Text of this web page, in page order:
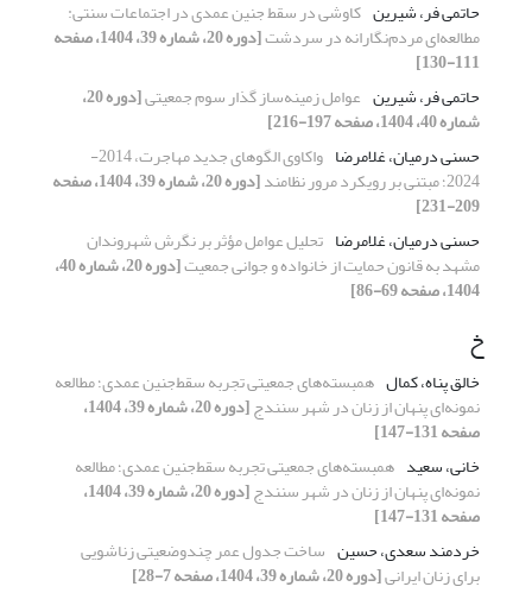
حاتمی فر، شیرین کاوشی در سقط جنین عمدی در اجتماعات سنتی:
مطالعه‌ای مردم‌نگارانه در سردشت [دوره 20، شماره 39، 1404، صفحه
111-130]
حاتمی فر، شیرین عوامل زمینه‌ساز گذار سوم جمعیتی [دوره 20،
شماره 40، 1404، صفحه 197-216]
حسنی درمیان، غلامرضا
واکاوی الگوهای جدید مهاجرت، 2014-
2024؛ مبتنی بر رویکرد مرور نظامند [دوره 20، شماره 39، 1404، صفحه
209-231]
حسنی درمیان، غلامرضا تحلیل عوامل مؤثر بر نگرش شهروندان
مشهد به قانون حمایت از خانواده و جوانی جمعیت [دوره 20، شماره 40،
1404، صفحه 69-86]
خ
خالق پناه، کمال همبسته‌های جمعیتی تجربه سقط‌جنین عمدی؛ مطالعه
نمونه‌ای پنهان از زنان در شهر سنندج [دوره 20، شماره 39، 1404،
صفحه 131-147]
خانی، سعید همبسته‌های جمعیتی تجربه سقط‌جنین عمدی؛ مطالعه
نمونه‌ای پنهان از زنان در شهر سنندج [دوره 20، شماره 39، 1404،
صفحه 131-147]
خردمند سعدی، حسین ساخت جدول عمر چند‌وضعیتی زناشویی
برای زنان ایرانی[دوره 20، شماره 39، 1404، صفحه 7-28]